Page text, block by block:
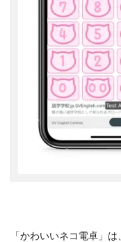
「かわいいネコ電卓」